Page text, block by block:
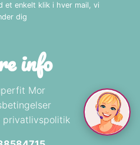
info
Mor
privatlivspolitik
et enkelt klik i hver mail, vi
dig